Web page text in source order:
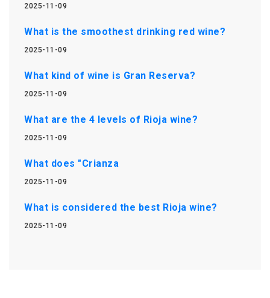
2025-11-09
What is the smoothest drinking red wine?
2025-11-09
What kind of wine is Gran Reserva?
2025-11-09
What are the 4 levels of Rioja wine?
2025-11-09
What does "Crianza
2025-11-09
What is considered the best Rioja wine?
2025-11-09